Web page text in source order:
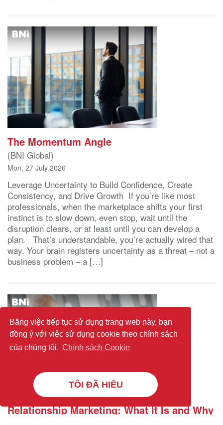
Bằng việc tiếp tục sử dụng trang web này, bạn
đồng ý với việc sử dụng cookie theo chính sách
của chúng tôi. Chính sách Cookie
TÔI ĐÃ HIỂU
The Momentum Angle
(BNI Global)
Mon, 27 July 2026
Leverage Uncertainty to Build Confidence, Create
Consistency, and Drive Growth If you’re like most
professionals, when the marketplace shifts your first
instinct is to slow down, even stop, wait until the
disruption clears, or at least until you can develop a
plan. That’s understandable, you’re actually wired that
way. Your brain registers uncertainty as a threat – not a
business problem – a […]
Relationship Marketing: What It Is and Why